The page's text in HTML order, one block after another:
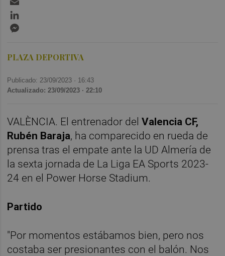
PLAZA DEPORTIVA
Publicado: 23/09/2023 · 16:43
Actualizado: 23/09/2023 · 22:10
VALÈNCIA. El entrenador delValencia CF,
Rubén Baraja, ha comparecido en rueda de
prensa tras el empate ante la UD Almería de
la sexta jornada de La Liga EA Sports 2023-
24 en el Power Horse Stadium.
Partido
"Por momentos estábamos bien, pero nos
costaba ser presionantes con el balón. Nos